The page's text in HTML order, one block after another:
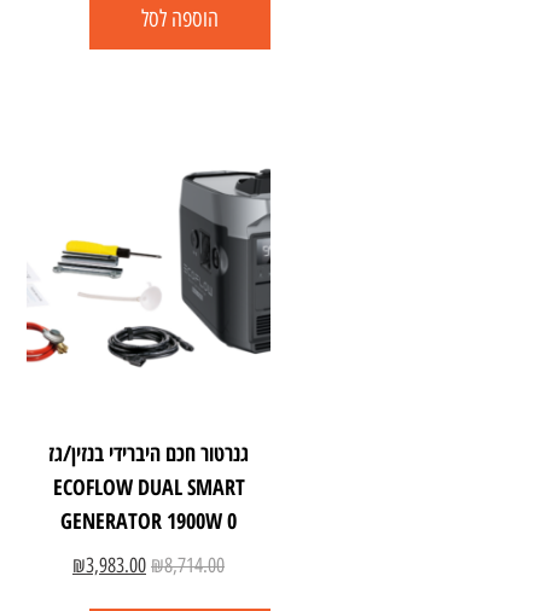
הוספה לסל
גנרטור חכם היברידי בנזין/גז
ECOFLOW DUAL SMART
GENERATOR 1900W 0
₪8,714.00
₪3,983.00